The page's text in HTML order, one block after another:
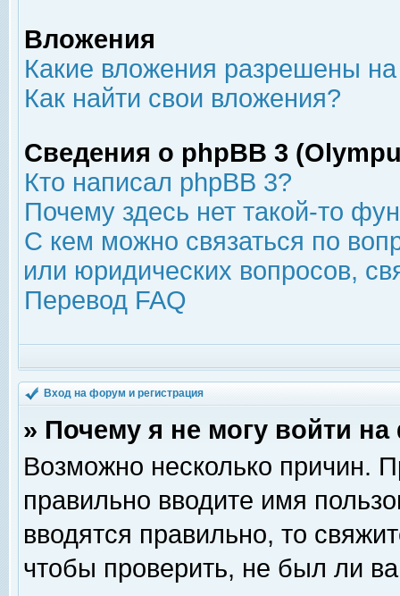
Вложения
Какие вложения разрешены
Как найти свои вложения?
Сведения о phpBB 3
Кто написал phpBB 3?
Почему здесь нет такой-то
С кем можно связаться по
или юридических вопросов,
Перевод FAQ
Вход на форум и регистрация
» Почему я не могу войти
Возможно несколько причин.
правильно вводите имя
вводятся правильно, то
чтобы проверить, не был ли